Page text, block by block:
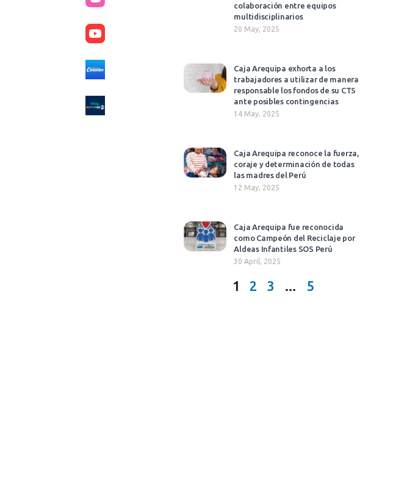
colaboración entre equipos
multidisciplinarios
20 May, 2025
Caja Arequipa exhorta a los
trabajadores a utilizar de manera
responsable los fondos de su CTS
ante posibles contingencias​
14 May, 2025
Caja Arequipa reconoce la fuerza,
coraje y determinación de todas
las madres del Perú
12 May, 2025
Caja Arequipa fue reconocida
como Campeón del Reciclaje por
Aldeas Infantiles SOS Perú
30 April, 2025
1 2 3 … 5